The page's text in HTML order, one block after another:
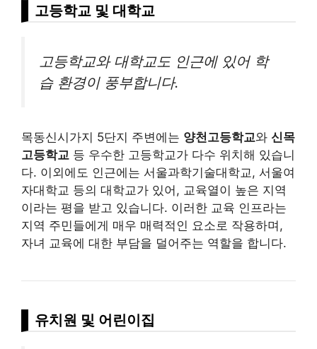
고등학교 및 대학교
고등학교와 대학교도 인근에 있어 학
습 환경이 풍부합니다.
목동신시가지 5단지 주변에는 양천고등학교와 신목
고등학교 등 우수한 고등학교가 다수 위치해 있습니
다. 이외에도 인근에는 서울과학기술대학교, 서울여
자대학교 등의 대학교가 있어, 교육열이 높은 지역
이라는 평을 받고 있습니다. 이러한 교육 인프라는
지역 주민들에게 매우 매력적인 요소로 작용하며,
자녀 교육에 대한 부담을 덜어주는 역할을 합니다.
유치원 및 어린이집